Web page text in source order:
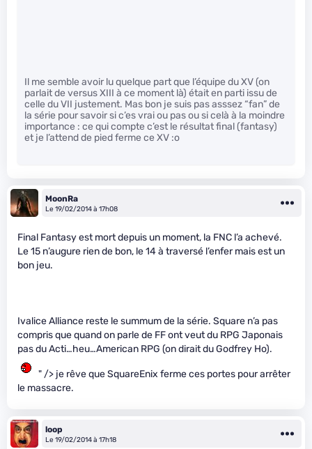
Il me semble avoir lu quelque part que l’équipe du XV (on
parlait de versus XIII à ce moment là) était en parti issu de
celle du VII justement. Mas bon je suis pas asssez “fan” de
la série pour savoir si c’es vrai ou pas ou si celà à la moindre
importance : ce qui compte c’est le résultat final (fantasy)
et je l’attend de pied ferme ce XV :o
MoonRa
Le 19/02/2014 à 17h08
Final Fantasy est mort depuis un moment, la FNC l’a achevé.
Le 15 n’augure rien de bon, le 14 à traversé l’enfer mais est un
bon jeu.
Ivalice Alliance reste le summum de la série. Square n’a pas
compris que quand on parle de FF ont veut du RPG Japonais
pas du Acti…heu…American RPG (on dirait du Godfrey Ho).
" /> je rêve que SquareEnix ferme ces portes pour arrêter
le massacre.
loop
Le 19/02/2014 à 17h18